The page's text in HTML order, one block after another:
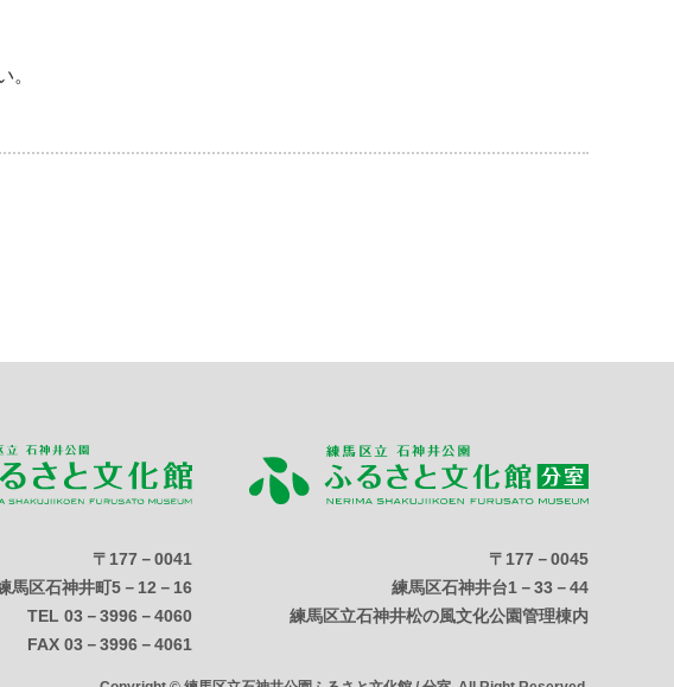
。
〒177－0045
練馬区石神井台1－33－44
練馬区立石神井松の風文化公園管理棟内
〒177－0041
馬区石神井町5－12－16
TEL 03－3996－4060
FAX 03－3996－4061